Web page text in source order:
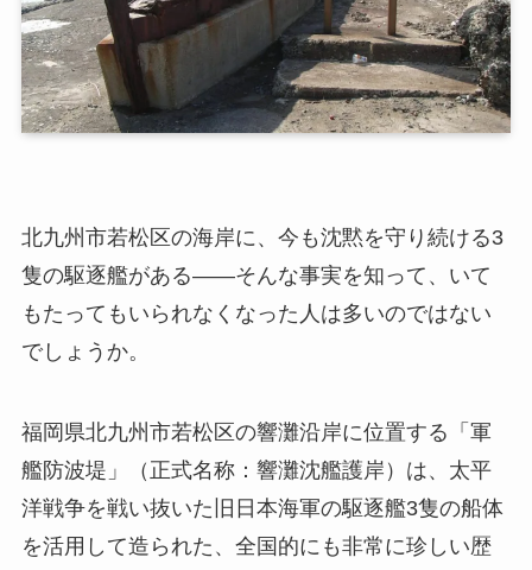
北九州市若松区の海岸に、今も沈黙を守り続ける3
隻の駆逐艦がある――そんな事実を知って、いて
もたってもいられなくなった人は多いのではない
でしょうか。
福岡県北九州市若松区の響灘沿岸に位置する「軍
艦防波堤」（正式名称：響灘沈艦護岸）は、太平
洋戦争を戦い抜いた旧日本海軍の駆逐艦3隻の船体
を活用して造られた、全国的にも非常に珍しい歴